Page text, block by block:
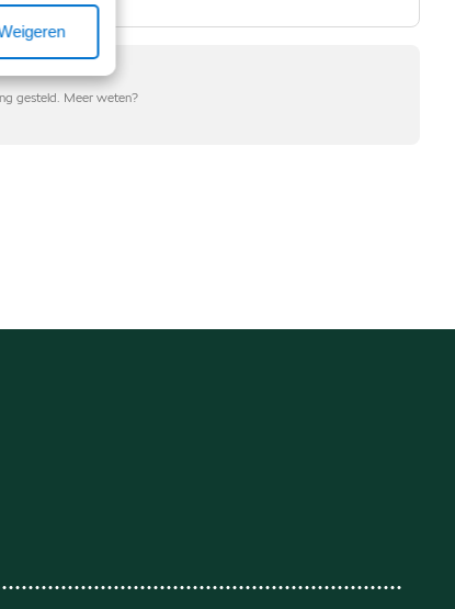
gesteld. Meer weten?